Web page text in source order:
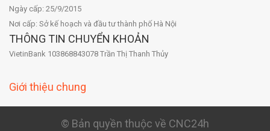
Ngày cấp: 25/9/2015
Nơi cấp: Sở kế hoạch và đầu tư thành phố Hà Nội
THÔNG TIN CHUYỂN KHOẢN
VietinBank 103868843078 Trần Thị Thanh Thủy
Giới thiệu chung
© Bản quyền thuộc về CNC24h